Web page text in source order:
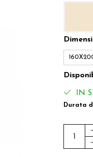
IN
Durata